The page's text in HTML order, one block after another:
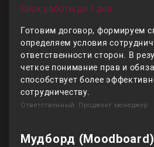
Срок работы до 1 дня
Готовим договор, формируем
определяем условия
ответственности сторон. В
четкое понимание прав и
способствует более
сотрудничеству.
Ответственный: Проджект менеджер
Мудборд (Moodboard)